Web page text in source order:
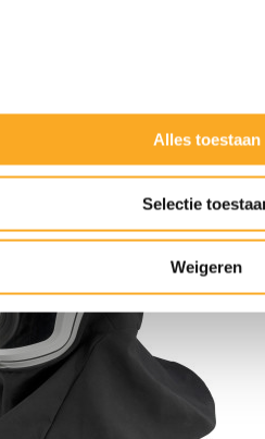
Alles toestaan
Selectie
Weigeren